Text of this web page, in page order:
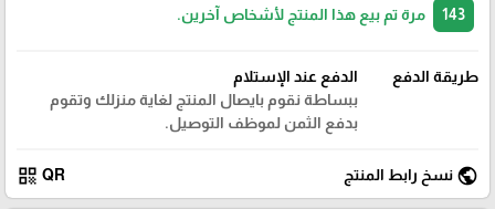
مرة تم بيع هذا المنتج لأشخاص آخرين.
طريقة الدفع
الدفع عند الإستلام
ببساطة نقوم بايصال المنتج لغاية منزلك وتقوم
بدفع الثمن لموظف التوصيل.
public نسخ رابط المنتج QR
qr_code